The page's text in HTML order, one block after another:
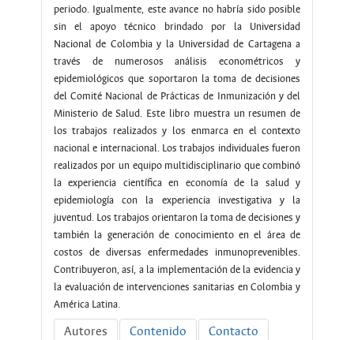
periodo. Igualmente, este avance no habría sido posible
sin el apoyo técnico brindado por la Universidad
Nacional de Colombia y la Universidad de Cartagena a
través de numerosos análisis econométricos y
epidemiológicos que soportaron la toma de decisiones
del Comité Nacional de Prácticas de Inmunización y del
Ministerio de Salud. Este libro muestra un resumen de
los trabajos realizados y los enmarca en el contexto
nacional e internacional. Los trabajos individuales fueron
realizados por un equipo multidisciplinario que combinó
la experiencia científica en economía de la salud y
epidemiología con la experiencia investigativa y la
juventud. Los trabajos orientaron la toma de decisiones y
también la generación de conocimiento en el área de
costos de diversas enfermedades inmunoprevenibles.
Contribuyeron, así, a la implementación de la evidencia y
la evaluación de intervenciones sanitarias en Colombia y
América Latina.
Autores Contenido Contacto